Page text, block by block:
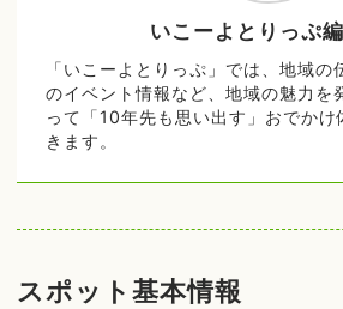
いこーよとりっぷ
「いこーよとりっぷ」では、地域の
のイベント情報など、地域の魅力を
って「10年先も思い出す」おでかけ
きます。
スポット基本情報